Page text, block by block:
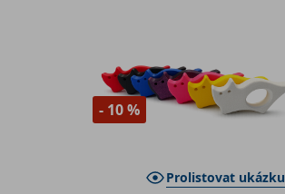
- 10 %
Prolistovat ukázku